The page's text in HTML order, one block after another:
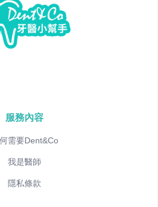
服務內容
需要Dent&Co
我是醫師
隱私條款